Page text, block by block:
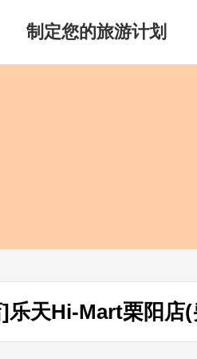
制定您的旅游计划
乐天Hi-Mart栗阳店